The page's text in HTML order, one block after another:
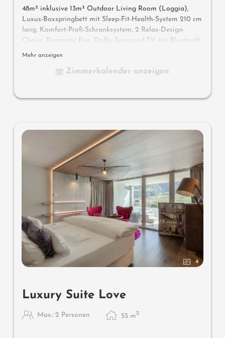
48m² inklusive 13m² Outdoor Living Room (Loggia),
Luxus-Boxspringbett mit Sleep-Fit-Health-System 210 cm
lang, Komfort-Profi-Schranksystem, 2 Relax-Design-
Chairs, Romantic Fire, Dolby-Surround-TV mit Bluetooth,
Koffer-Designbar mit Wein-, Nespresso- & Teedesk,
& Sound-System, Lady-Beauty-Desk, getrennter
Mehr anzeigen
Zimmerkalender anzeigen
4
Luxury Suite Love
Max.: 2 Personen 55 m2